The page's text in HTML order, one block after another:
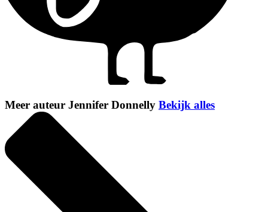
Meer auteur Jennifer Donnelly Bekijk alles